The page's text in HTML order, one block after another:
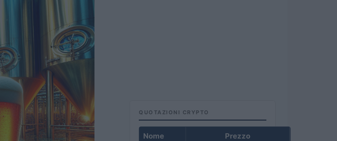
QUOTAZIONI CRYPTO
Nome Prezzo